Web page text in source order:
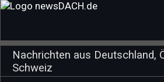
Nachrichten aus Deutschland,
Schweiz